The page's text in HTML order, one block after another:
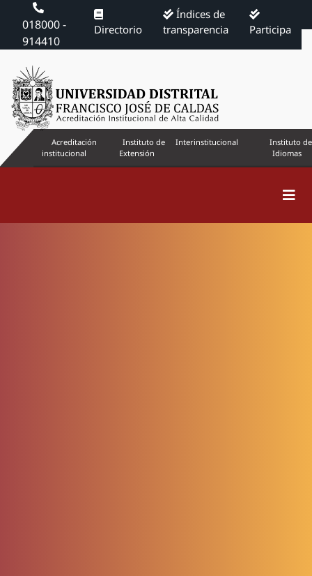
018000 -
914410
Directorio
Índices de
transparencia
Participa
Acreditación
institucional
Instituto de
Extensión
Interinstitucional
Instituto de
Idiomas